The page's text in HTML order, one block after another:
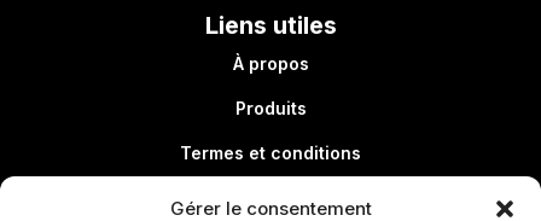
Gérer le consentement
Liens utiles
À propos
Produits
Termes et conditions
Politique de confidentialité